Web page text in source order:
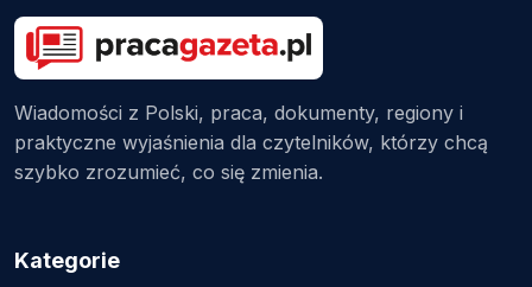
Wiadomości z Polski, praca, dokumenty, regiony i
praktyczne wyjaśnienia dla czytelników, którzy chcą
szybko zrozumieć, co się zmienia.
Kategorie